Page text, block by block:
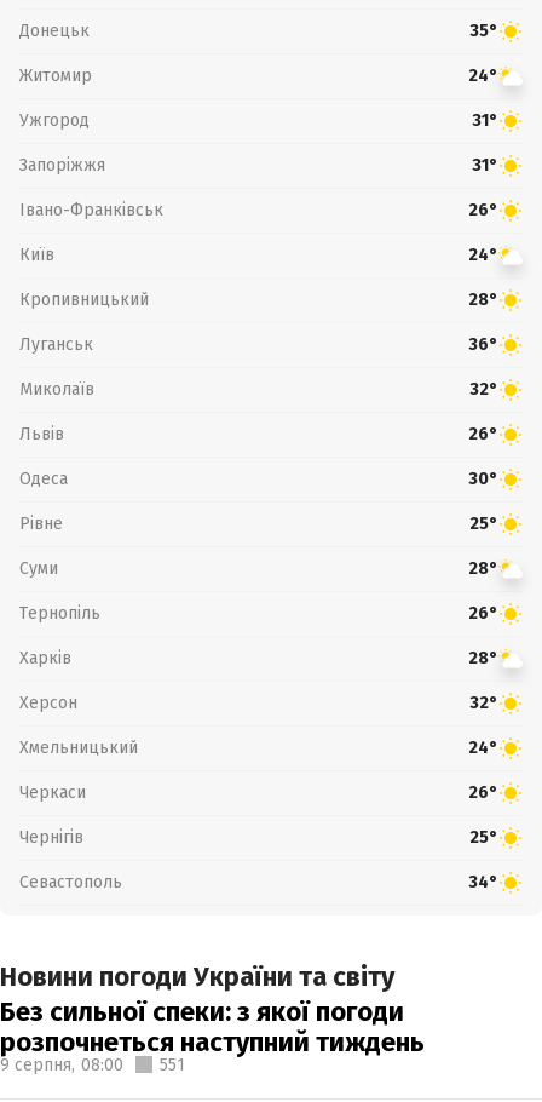
Донецьк 35°
Житомир 24°
Ужгород 31°
Запоріжжя 31°
Івано-Франківськ 26°
Київ 24°
Кропивницький 28°
Луганськ 36°
Миколаїв 32°
Львів 26°
Одеса 30°
Рівне 25°
Суми 28°
Тернопіль 26°
Харків 28°
Херсон 32°
Хмельницький 24°
Черкаси 26°
Чернігів 25°
Севастополь 34°
Новини погоди України та світу
Без сильної спеки: з якої погоди
розпочнеться наступний тиждень
9 серпня, 08:00 551